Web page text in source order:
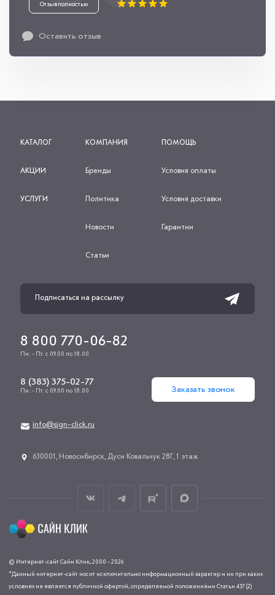
Оставить отзыв
Отзыв полностью
КАТАЛОГ
АКЦИИ
УСЛУГИ
КОМПАНИЯ
Бренды
Политика
Новости
Статьи
ПОМОЩЬ
Условия оплаты
Условия доставки
Гарантии
8 800 770-06-82
Пн. - Пт. с 09.00 по 18.00
8 (383) 375-02-77
Пн. - Пт. с 09.00 по 18.00 Заказать звонок
info@sign-click.ru
​630001, Новосибирск, Дуси Ковальчук 28Г, 1 этаж
© Интернет-сайт Сайн Клик, 2000 - 2026
*Данный интернет-сайт носит исключительно информационный характер и ни при каких
условиях не является публичной офертой, определяемой положениями Статьи 437 (2)